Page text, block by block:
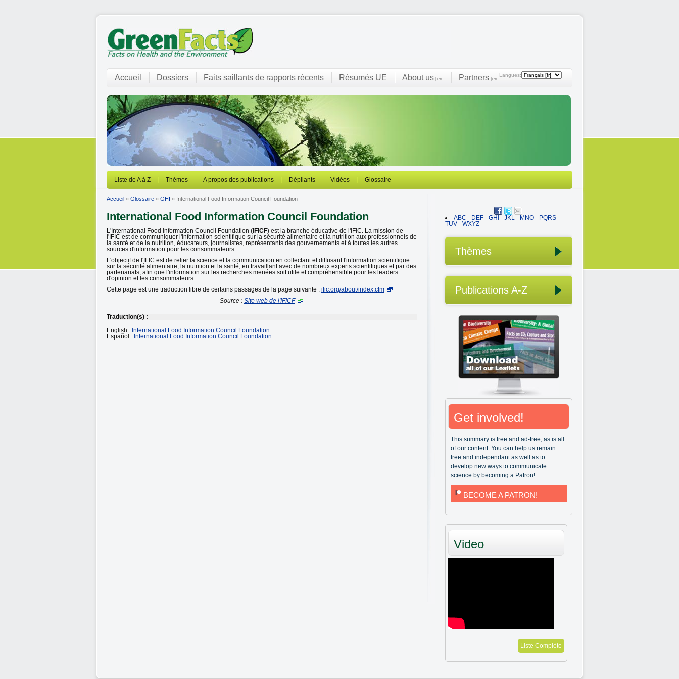
Langues:
Accueil Dossiers Faits saillants de rapports récents Résumés UE About us [en] Partners [en]
Liste de A à Z Thèmes A propos des publications Dépliants Vidéos Glossaire
Accueil » Glossaire » GHI » International Food Information Council Foundation
International Food Information Council Foundation
L'International Food Information Council Foundation ( IFICF) est la branche éducative de l'IFIC. La mission de
l'IFIC est de communiquer l'information scientifique sur la sécurité alimentaire et la nutrition aux professionnels de
la santé et de la nutrition, éducateurs, journalistes, représentants des gouvernements et à toutes les autres
sources d'information pour les consommateurs.
L'objectif de l'IFIC est de relier la science et la communication en collectant et diffusant l'information scientifique
sur la sécurité alimentaire, la nutrition et la santé, en travaillant avec de nombreux experts scientifiques et par des
partenariats, afin que l'information sur les recherches menées soit utile et compréhensible pour les leaders
d'opinion et les consommateurs.
Cette page est une traduction libre de certains passages de la page suivante : ific.org/about/index.cfm
Source : Site web de l'IFICF
Traduction(s) :
English : International Food Information Council Foundation
Español : International Food Information Council Foundation
ABC - DEF - GHI - JKL - MNO - PQRS -
TUV - WXYZ
Thèmes
Publications A-Z
Get involved!
This summary is free and ad-free, as is all
of our content. You can help us remain
free and independant as well as to
develop new ways to communicate
science by becoming a Patron!
BECOME A PATRON!
Video
Liste Complète